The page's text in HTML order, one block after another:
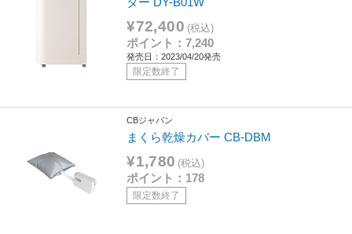
¥72,400 (税込)
ポイント：7,240
発売日：2023/04/20発売
限定数終了
CBジャパン
まくら乾燥カバー CB-DBM
¥1,780 (税込)
ポイント：178
限定数終了